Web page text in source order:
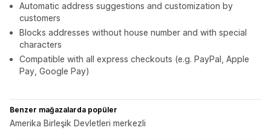
Automatic address suggestions and customization by
customers
Blocks addresses without house number and with special
characters
Compatible with all express checkouts (e.g. PayPal, Apple
Pay, Google Pay)
Benzer mağazalarda popüler
Amerika Birleşik Devletleri merkezli